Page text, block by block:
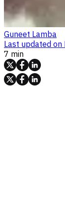
Guneet Lamba
Last updated on
7 min